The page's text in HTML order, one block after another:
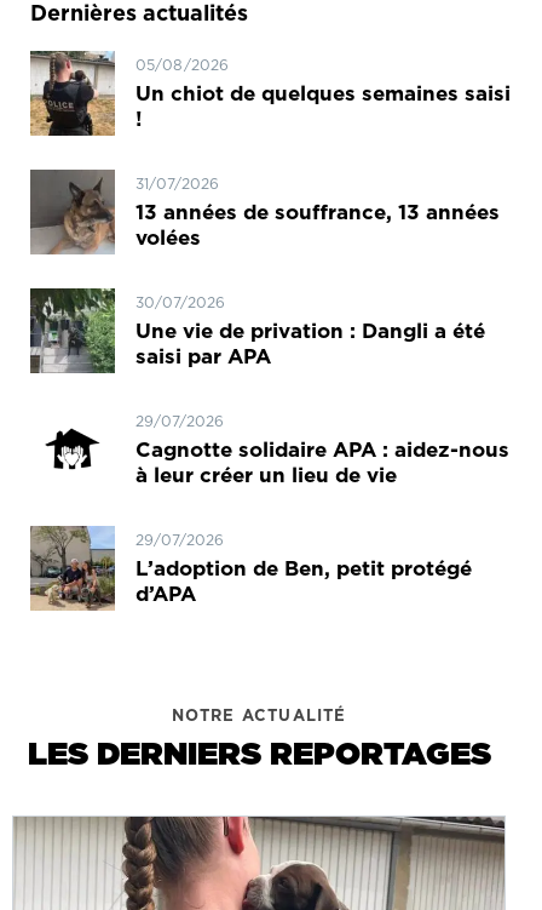
Dernières actualités
05/08/2026
Un chiot de quelques semaines saisi
!
31/07/2026
13 années de souffrance, 13 années
volées
30/07/2026
Une vie de privation : Dangli a été
saisi par APA
29/07/2026
Cagnotte solidaire APA : aidez-nous
à leur créer un lieu de vie
29/07/2026
L’adoption de Ben, petit protégé
d’APA
NOTRE ACTUALITÉ
LES DERNIERS REPORTAGES